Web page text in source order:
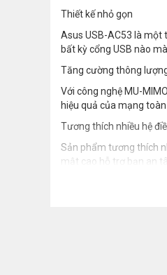
Thiết kế nhỏ gọn
Asus USB-AC53 là một
bất kỳ cổng USB nào
Tăng cường thông
Với công nghệ MU-
hiệu quả của mạng
Tương thích nhiều hệ
Sản phẩm tương thích
mật cao hỗ trợ bạn an